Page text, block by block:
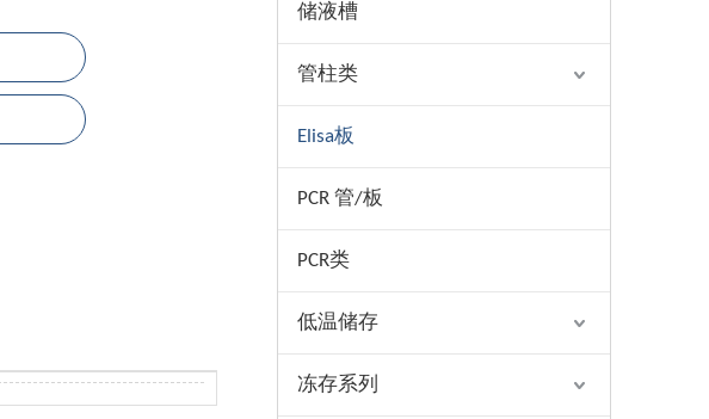
储液槽
管柱类
Elisa板
PCR 管/板
PCR类
低温储存
冻存系列